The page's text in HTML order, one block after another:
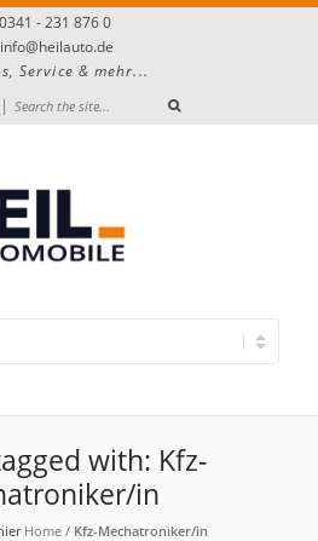
0341 - 231 876 0
info@heilauto.de
Service & mehr...
|
with: Kfz-
in
Home / Kfz-Mechatroniker/in